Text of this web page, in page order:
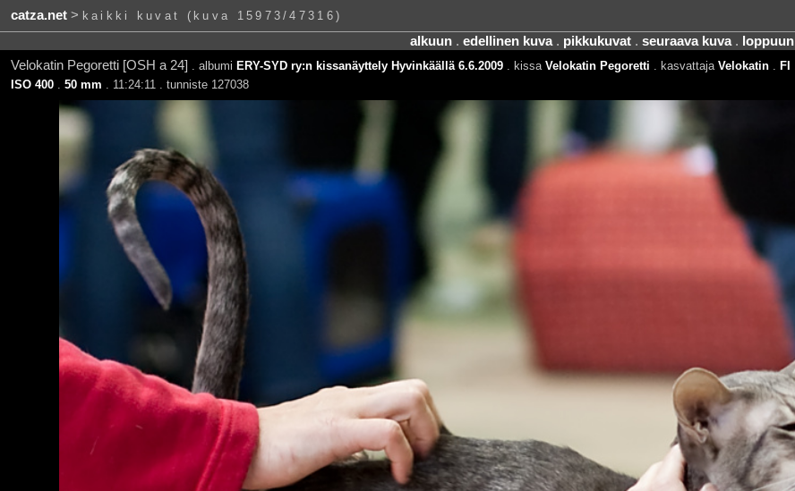
catza.net> kaikki kuvat (kuva 15973/47316)
alkuun. edellinen kuva. pikkukuvat. seuraava kuva. loppuun
Velokatin Pegoretti [OSH a 24]
. albumi ERY-SYD ry:n kissanäyttely Hyvinkäällä 6.6.2009. kissa Velokatin Pegoretti . kasvattaja Velokatin. FI
ISO 400. 50 mm . 11:24:11 . tunniste 127038